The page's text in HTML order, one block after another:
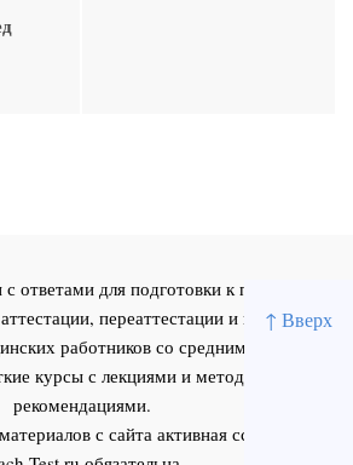
↑ Вверх
ответами для подготовки к первичной
переаттестации и повышения
работников со средним и высшим
курсы с лекциями и методическими
рекомендациями.
с сайта активная ссылка на